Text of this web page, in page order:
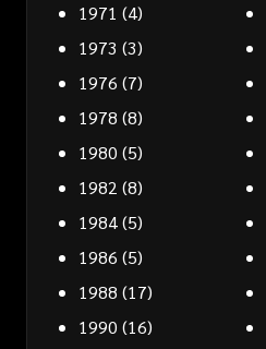
1971 (4)
1973 (3)
1976 (7)
1978 (8)
1980 (5)
1982 (8)
1984(5)
1986 (5)
1988 (17)
1990 (16)